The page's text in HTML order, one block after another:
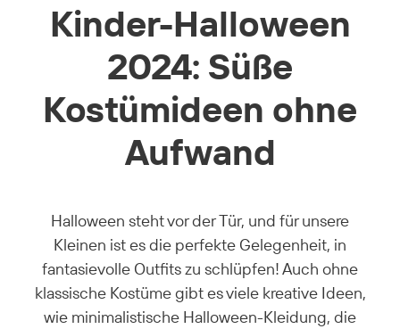
Kinder-Halloween
2024: Süße
Kostümideen ohne
Aufwand
Halloween steht vor der Tür, und für unsere
Kleinen ist es die perfekte Gelegenheit, in
fantasievolle Outfits zu schlüpfen! Auch ohne
klassische Kostüme gibt es viele kreative Ideen,
wie minimalistische Halloween-Kleidung, die